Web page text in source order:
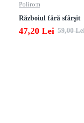
Polirom
Războiul fără sfârşit
47,20 Lei 59,00